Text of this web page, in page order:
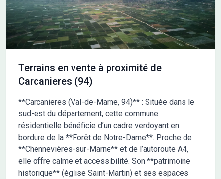
Terrains en vente à proximité de
Carcanieres (94)
**Carcanieres (Val-de-Marne, 94)** : Située dans le
sud-est du département, cette commune
résidentielle bénéficie d’un cadre verdoyant en
bordure de la **Forêt de Notre-Dame**. Proche de
**Chennevières-sur-Marne** et de l’autoroute A4,
elle offre calme et accessibilité. Son **patrimoine
historique** (église Saint-Martin) et ses espaces